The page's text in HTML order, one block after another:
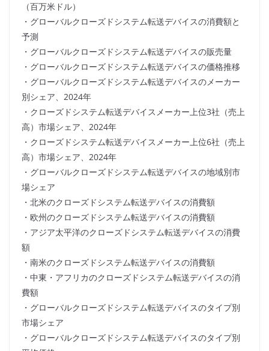
（百万米ドル）
・グローバルクローズドシステム転送デバイスの消費額と
予測
・グローバルクローズドシステム転送デバイスの販売量
・グローバルクローズドシステム転送デバイスの価格推移
・グローバルクローズドシステム転送デバイスのメーカー
別シェア、2024年
・クローズドシステム転送デバイスメーカー上位3社（売上
高）市場シェア、2024年
・クローズドシステム転送デバイスメーカー上位6社（売上
高）市場シェア、2024年
・グローバルクローズドシステム転送デバイスの地域別市
場シェア
・北米のクローズドシステム転送デバイスの消費額
・欧州のクローズドシステム転送デバイスの消費額
・アジア太平洋のクローズドシステム転送デバイスの消費
額
・南米のクローズドシステム転送デバイスの消費額
・中東・アフリカのクローズドシステム転送デバイスの消
費額
・グローバルクローズドシステム転送デバイスのタイプ別
市場シェア
・グローバルクローズドシステム転送デバイスのタイプ別